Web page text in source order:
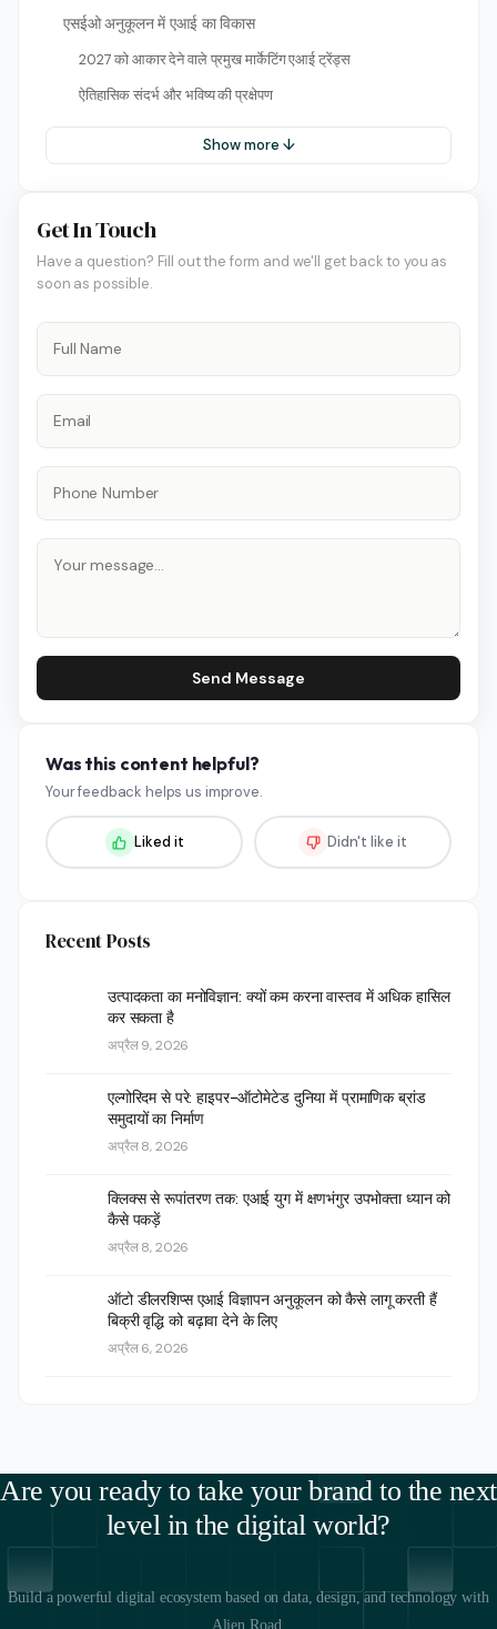
एसईओ अनुकूलन में एआई का विकास
2027 को आकार देने वाले प्रमुख मार्केटिंग एआई ट्रेंड्स
ऐतिहासिक संदर्भ और भविष्य की प्रक्षेपण
Show more ↓
Get In Touch
Have a question? Fill out the form and we'll get back to you as
soon as possible.
Send Message
Was this content helpful?
Your feedback helps us improve.
Liked it Didn't like it
Recent Posts
उत्पादकता का मनोविज्ञान: क्यों कम करना वास्तव में अधिक हासिल
कर सकता है
अप्रैल 9, 2026
एल्गोरिदम से परे: हाइपर-ऑटोमेटेड दुनिया में प्रामाणिक ब्रांड
समुदायों का निर्माण
अप्रैल 8, 2026
क्लिक्स से रूपांतरण तक: एआई युग में क्षणभंगुर उपभोक्ता ध्यान को
कैसे पकड़ें
अप्रैल 8, 2026
ऑटो डीलरशिप्स एआई विज्ञापन अनुकूलन को कैसे लागू करती हैं
बिक्री वृद्धि को बढ़ावा देने के लिए
अप्रैल 6, 2026
Are you ready to take your brand to the next
level in the digital world?
Build a powerful digital ecosystem based on data, design, and technology with
Alien Road.